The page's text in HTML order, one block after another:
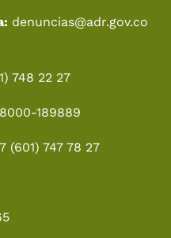
denuncias@adr.gov.co
748 22 27
189889
(601) 747 78 27